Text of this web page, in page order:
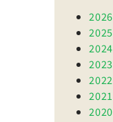
2026
2025
2024
2023
2022
2021
2020